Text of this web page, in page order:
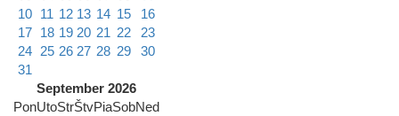
10 11 12 13 14 15
16
17 18 19 20 21 22
23
24 25 26 27 28 29
30
31
September 2026
PonUtoStrŠtvPiaSobNed